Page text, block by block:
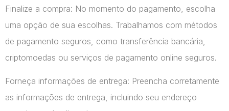
Finalize a compra: No momento do pagamento, escolha
uma opção de sua escolhas. Trabalhamos com métodos
de pagamento seguros, como transferência bancária,
criptomoedas ou serviços de pagamento online seguros.
Forneça informações de entrega: Preencha corretamente
as informações de entrega, incluindo seu endereço